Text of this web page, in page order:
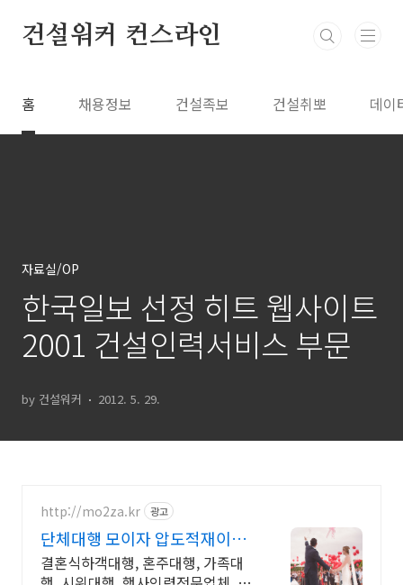
건설워커 컨스라인
홈 채용정보 건설족보 건설취뽀 데이
자료실/OP
한국일보 선정 히트 웹사이트
2001 건설인력서비스 부문
by 건설워커 2012. 5. 29.
http://mo2za.kr 광고
단체대행 모이자 압도적재이용
전문적인 경력자들로 진행
결혼식하객대행, 혼주대행, 가족대